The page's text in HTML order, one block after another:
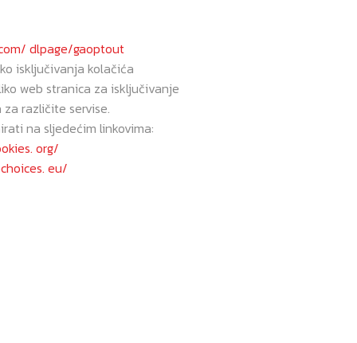
dlpage/gaoptout
isključivanja kolačića
web stranica za isključivanje
različite servise.
na sljedećim linkovima:
org/
eu/